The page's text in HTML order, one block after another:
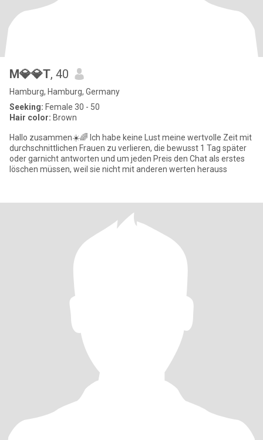
M💎💎T, 40
Hamburg, Hamburg, Germany
Seeking: Female 30 - 50
Hair color: Brown
Hallo zusammen☀️🌈 Ich habe keine Lust meine wertvolle Zeit mit
durchschnittlichen Frauen zu verlieren, die bewusst 1 Tag später
oder garnicht antworten und um jeden Preis den Chat als erstes
löschen müssen, weil sie nicht mit anderen werten herauss